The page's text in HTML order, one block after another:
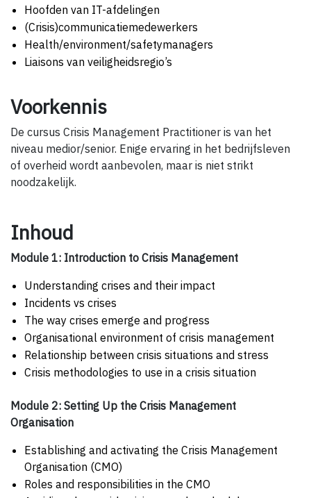
Hoofden van IT-afdelingen
(Crisis)communicatiemedewerkers
Health/environment/safetymanagers
Liaisons van veiligheidsregio’s
Voorkennis
De cursus Crisis Management Practitioner is van het
niveau medior/senior. Enige ervaring in het bedrijfsleven
of overheid wordt aanbevolen, maar is niet strikt
noodzakelijk.
Inhoud
Module 1: Introduction to Crisis Management
Understanding crises and their impact
Incidents vs crises
The way crises emerge and progress
Organisational environment of crisis management
Relationship between crisis situations and stress
Crisis methodologies to use in a crisis situation
Module 2: Setting Up the Crisis Management
Organisation
Establishing and activating the Crisis Management
Organisation (CMO)
Roles and responsibilities in the CMO